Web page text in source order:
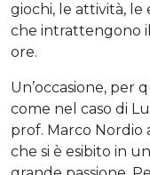
giochi, le attività, le
che intrattengono
ore.
Un’occasione, per
come nel caso di
prof. Marco Nordio
che si è esibito in